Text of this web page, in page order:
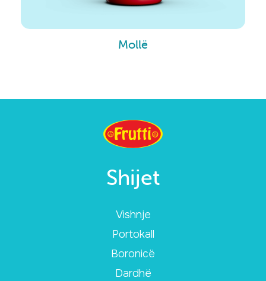
Mollë
Shijet
Vishnje
Portokall
Boronicë
Dardhë